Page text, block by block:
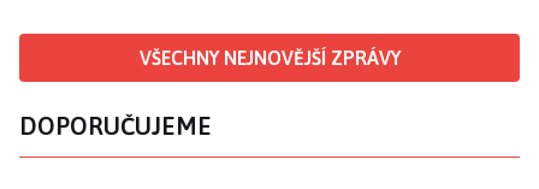
VŠECHNY NEJNOVĚJŠÍ ZPRÁVY
DOPORUČUJEME